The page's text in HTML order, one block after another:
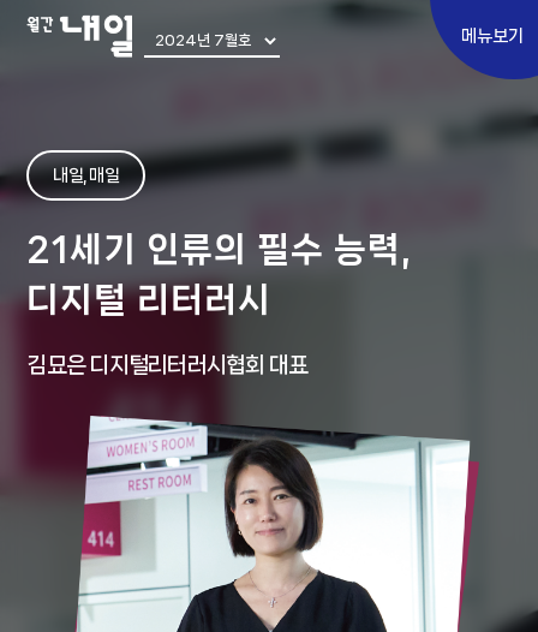
메뉴보기
Special
토픽에세이
내일인터뷰
Move
내일을 향한 도약
고용아카이브
내일, 매일
21세기 인류의 필수 능력,
디지털 리터러시
김묘은 디지털리터러시협회 대표